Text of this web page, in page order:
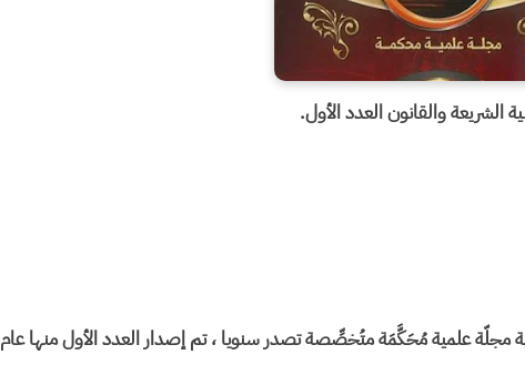
الشريعة والقانون العدد الأول.
مجلّة علمیة مُحَکَّمَة متُخصِّصة تصدر سنویا ، تم إصدار العدد الأول منها عام